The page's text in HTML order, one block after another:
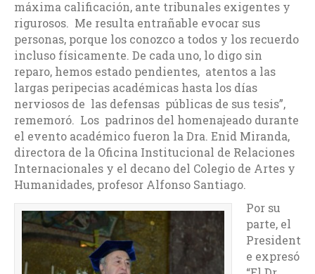
máxima calificación, ante tribunales exigentes y
rigurosos. Me resulta entrañable evocar sus
personas, porque los conozco a todos y los recuerdo
incluso físicamente. De cada uno, lo digo sin
reparo, hemos estado pendientes, atentos a las
largas peripecias académicas hasta los días
nerviosos de las defensas públicas de sus tesis”,
rememoró. Los padrinos del homenajeado durante
el evento académico fueron la Dra. Enid Miranda,
directora de la Oficina Institucional de Relaciones
Internacionales y el decano del Colegio de Artes y
Humanidades, profesor Alfonso Santiago.
Por su
parte, el
President
e expresó